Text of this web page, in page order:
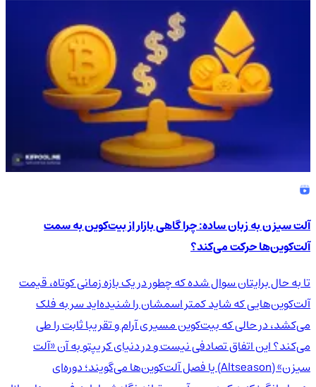
آلت سیزن به زبان ساده: چرا گاهی بازار از بیت‌کوین به سمت
آلت‌کوین‌ها حرکت می‌کند؟
تا به حال برایتان سوال شده که چطور در یک بازه زمانی کوتاه، قیمت
آلت‌کوین‌هایی که شاید کمتر اسمشان را شنیده‌اید سر به فلک
می‌کشد، در حالی که بیت‌کوین مسیری آرام و تقریبا ثابت را طی
می‌کند؟ این اتفاق تصادفی نیست و در دنیای کریپتو به آن «آلت
سیزن» (Altseason) یا فصل آلت‌کوین‌ها می‌گویند؛ دوره‌ای